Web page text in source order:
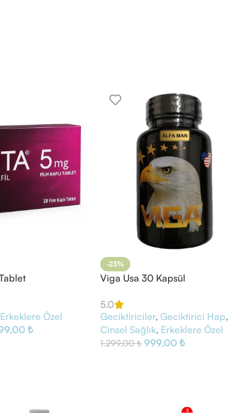
Erkeklere Özel
₺
-23%
Viga Usa 30 Kapsül
5.0
Geciktiriciler, Geciktirici Hap,
Cinsel Sağlık, Erkeklere Özel
1.299,00₺ 999,00₺